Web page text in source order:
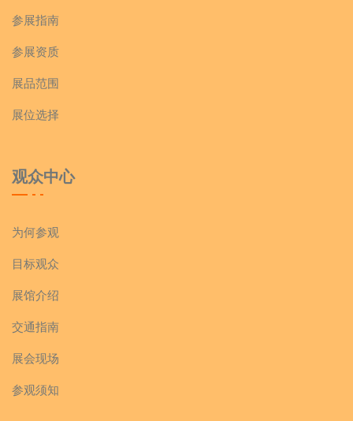
参展指南
参展资质
展品范围
展位选择
观众中心
为何参观
目标观众
展馆介绍
交通指南
展会现场
参观须知